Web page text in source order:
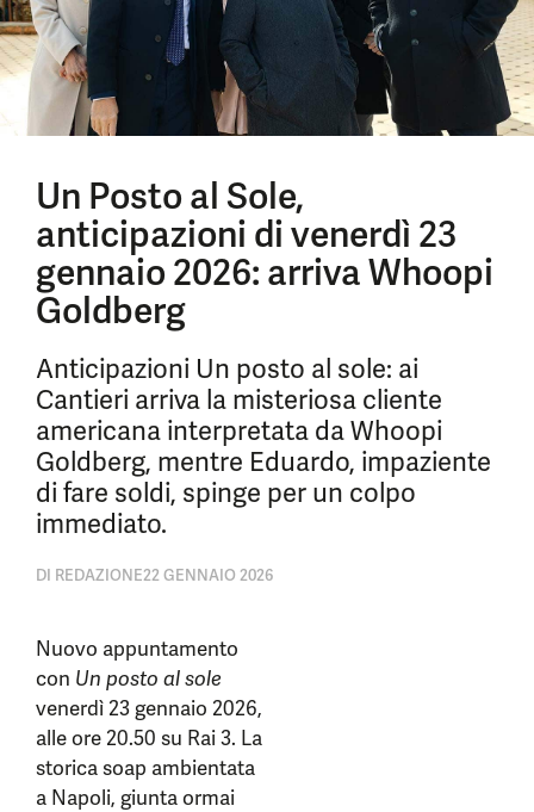
Un Posto al Sole,
anticipazioni di venerdì 23
gennaio 2026: arriva Whoopi
Goldberg
Anticipazioni Un posto al sole: ai
Cantieri arriva la misteriosa cliente
americana interpretata da Whoopi
Goldberg, mentre Eduardo, impaziente
di fare soldi, spinge per un colpo
immediato.
DI REDAZIONE22 GENNAIO 2026
Nuovo appuntamento
con Un posto al sole
venerdì 23 gennaio 2026,
alle ore 20.50 su Rai 3. La
storica soap ambientata
a Napoli, giunta ormai